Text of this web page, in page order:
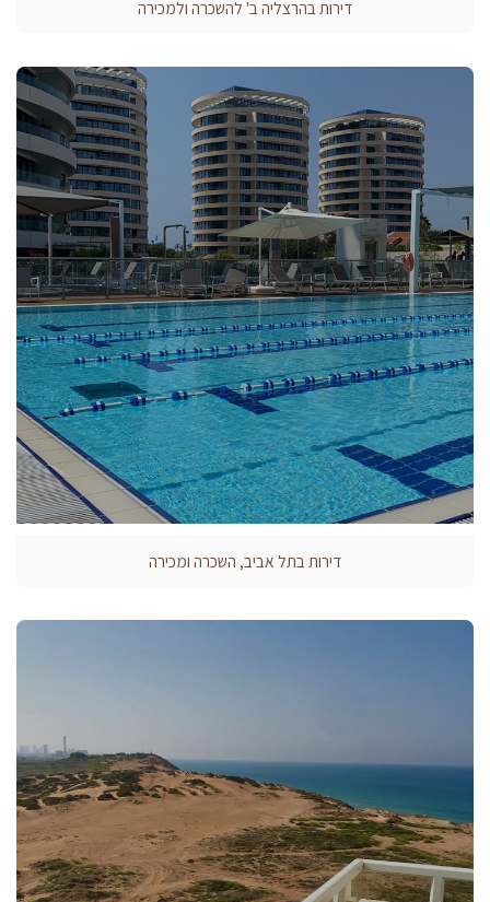
דירות בהרצליה ב' להשכרה ולמכירה
דירות בתל אביב, השכרה ומכירה